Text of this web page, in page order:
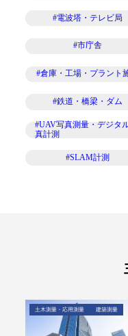
#電波塔・テレビ局
#市庁舎
#倉庫・工場・プラント
#鉄道・橋梁・ダム
#UAV写真測量・デジタ
真計測
#SLAM計測
土木測量・応用測量 建築測量